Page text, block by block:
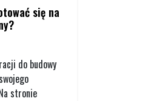
się na
do budowy
stronie